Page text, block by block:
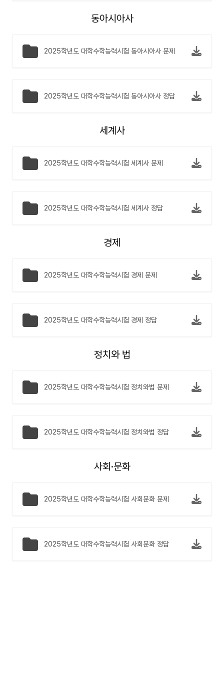
동아시아사
2025학년도 대학수학능력시험 동아시아사 문제
2025학년도 대학수학능력시험 동아시아사 정답
세계사
2025학년도 대학수학능력시험 세계사 문제
2025학년도 대학수학능력시험 세계사 정답
경제
2025학년도 대학수학능력시험 경제 문제
2025학년도 대학수학능력시험 경제 정답
정치와 법
2025학년도 대학수학능력시험 정치와법 문제
2025학년도 대학수학능력시험 정치와법 정답
사회·문화
2025학년도 대학수학능력시험 사회문화 문제
2025학년도 대학수학능력시험 사회문화 정답